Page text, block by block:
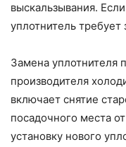
выскальзывания.
уплотнитель требует
Замена уплотнителя
производителя
включает снятие
посадочного места
установку нового